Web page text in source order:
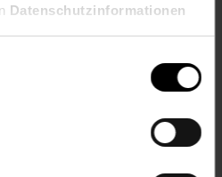
Datenschutzinformationen
1x Filter, 1x Netzadapter,